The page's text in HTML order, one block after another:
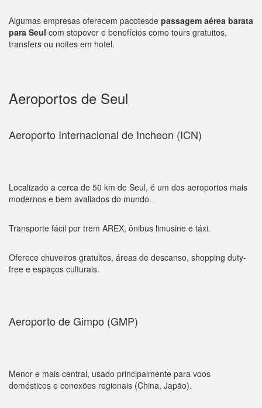
Algumas empresas oferecem pacotesde passagem aérea barata
para Seul com stopover e benefícios como tours gratuitos,
transfers ou noites em hotel.
Aeroportos de Seul
Aeroporto Internacional de Incheon (ICN)
Localizado a cerca de 50 km de Seul, é um dos aeroportos mais
modernos e bem avaliados do mundo.
Transporte fácil por trem AREX, ônibus limusine e táxi.
Oferece chuveiros gratuitos, áreas de descanso, shopping duty-
free e espaços culturais.
Aeroporto de Gimpo (GMP)
Menor e mais central, usado principalmente para voos
domésticos e conexões regionais (China, Japão).